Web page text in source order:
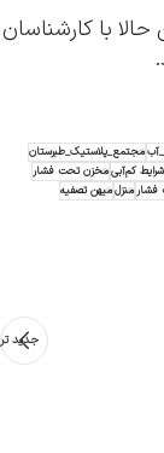
با کارشناسان
مجتمع_پلاستیک_طبرستان
مخزن تحت فشار
فشارمنزلمیهن تصفیه
جدید تر